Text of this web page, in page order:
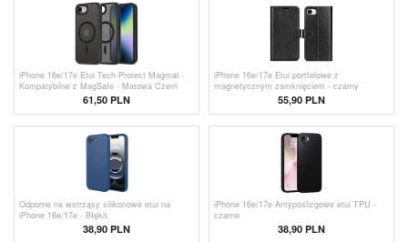
iPhone 16e/17e Etui Tech-Protect Magmat -
Kompatybilne z MagSafe - Matowa Czerń
61,50 PLN
iPhone 16e/17e Etui portfelowe z
magnetycznym zamknięciem - czarny
55,90 PLN
Odporne na wstrząsy silikonowe etui na
iPhone 16e/17e - Błękit
38,90 PLN
iPhone 16e/17e Antypoślizgowe etui TPU -
czarne
38,90 PLN